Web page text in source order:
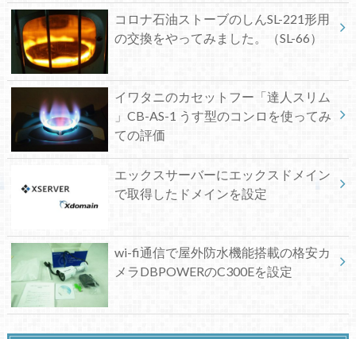
コロナ石油ストーブのしんSL-221形用
の交換をやってみました。（SL-66）
イワタニのカセットフー「達人スリム
」CB-AS-1 うす型のコンロを使ってみ
ての評価
エックスサーバーにエックスドメイン
で取得したドメインを設定
wi-fi通信で屋外防水機能搭載の格安カ
メラDBPOWERのC300Eを設定